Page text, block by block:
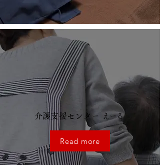
介護支援センター えーる
Read more